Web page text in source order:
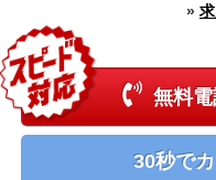
山梨県
中国エリア
鳥取県
島根県
岡山県
»
無料
30秒で